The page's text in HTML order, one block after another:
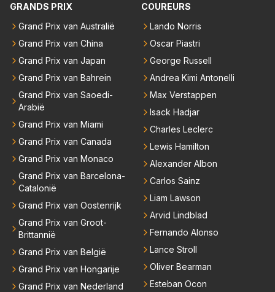
GRANDS PRIX
Grand Prix van Australië
Grand Prix van China
Grand Prix van Japan
Grand Prix van Bahrein
Grand Prix van Saoedi-
Arabië
Grand Prix van Miami
Grand Prix van Canada
Grand Prix van Monaco
Grand Prix van Barcelona-
Catalonië
Grand Prix van Oostenrijk
Grand Prix van Groot-
Brittannië
Grand Prix van België
Grand Prix van Hongarije
Grand Prix van Nederland
COUREURS
Lando Norris
Oscar Piastri
George Russell
Andrea Kimi Antonelli
Max Verstappen
Isack Hadjar
Charles Leclerc
Lewis Hamilton
Alexander Albon
Carlos Sainz
Liam Lawson
Arvid Lindblad
Fernando Alonso
Lance Stroll
Oliver Bearman
Esteban Ocon